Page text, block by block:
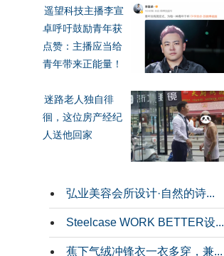
遥望科技主播李宣
卓呼吁鼓励青年获
点赞：主播应当给
青年带来正能量！
迷路老人独自徘
徊，这位房产经纪
人送他回家
弘业美容会所设计·自然的诗...
Steelcase WORK BETTER设...
蕉下气绒冲锋衣一衣多穿，兼...